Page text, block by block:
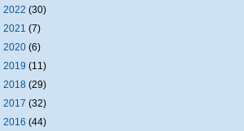
2022 (30)
2021 (7)
2020 (6)
2019 (11)
2018 (29)
2017 (32)
2016 (44)